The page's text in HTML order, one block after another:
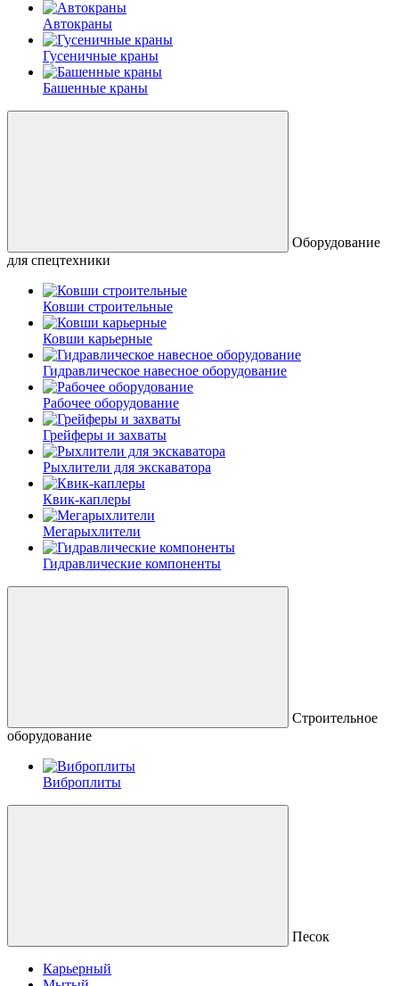
Автокраны
Гусеничные краны
Башенные краны
Оборудование
для спецтехники
Ковши строительные
Ковши карьерные
Гидравлическое навесное оборудование
Рабочее оборудование
Грейферы и захваты
Рыхлители для экскаватора
Квик-каплеры
Мегарыхлители
Гидравлические компоненты
Строительное
оборудование
Виброплиты
Песок
Карьерный